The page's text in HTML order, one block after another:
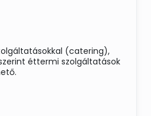
(catering),
éttermi szolgáltatások